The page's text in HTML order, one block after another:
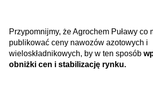
Przypomnijmy, że Agrochem Puławy co
publikować ceny nawozów azotowych i
wieloskładnikowych, by w ten sposób
obniżki cen i stabilizację rynku.